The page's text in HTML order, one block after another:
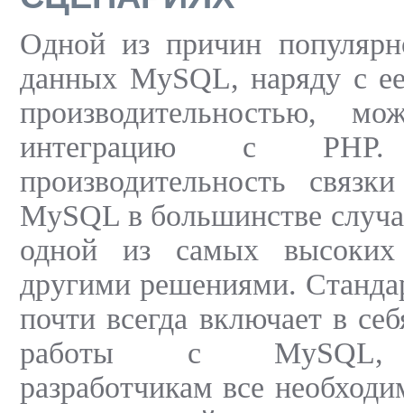
Одной из причин
данных MySQL, наряду с
производительностью,
интеграцию с
производительность
MySQL в большинстве
одной из самых
другими решениями.
почти всегда включает в
работы с MySQL,
разработчикам все